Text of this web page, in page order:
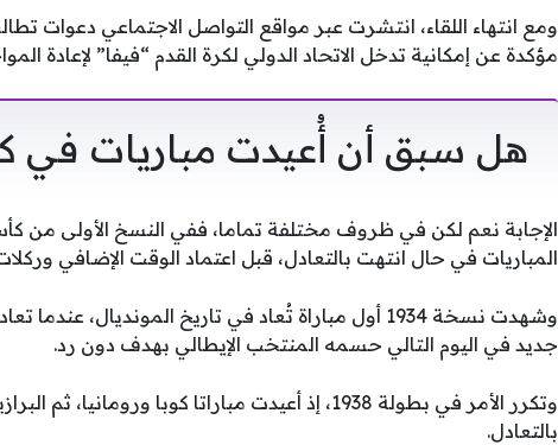
ومع انتهاء اللقاء، انتشرت عبر مواقع التواصل الاجتماعي دعوات
مؤكدة عن إمكانية تدخل الاتحاد الدولي لكرة القدم “فيفا” لإعادة
هل سبق أن أُعيدت مباريات في
الإجابة نعم لكن في ظروف مختلفة تماما، ففي النسخ الأولى من
المباريات في حال انتهت بالتعادل، قبل اعتماد الوقت الإضافي
وشهدت نسخة 1934 أول مباراة تُعاد في تاريخ المونديال،
جديد في اليوم التالي حسمه المنتخب الإيطالي بهدف دون رد.
وتكرر الأمر في بطولة 1938، إذ أعيدت مباراتا كوبا
بالتعادل.